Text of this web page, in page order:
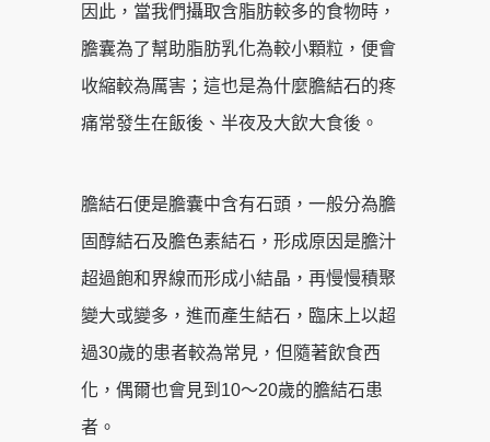
因此，當我們攝取含脂肪較多的食物時，
膽囊為了幫助脂肪乳化為較小顆粒，便會
收縮較為厲害；這也是為什麼膽結石的疼
痛常發生在飯後、半夜及大飲大食後。
膽結石便是膽囊中含有石頭，一般分為膽
固醇結石及膽色素結石，形成原因是膽汁
超過飽和界線而形成小結晶，再慢慢積聚
變大或變多，進而產生結石，臨床上以超
過30歲的患者較為常見，但隨著飲食西
化，偶爾也會見到10～20歲的膽結石患
者。